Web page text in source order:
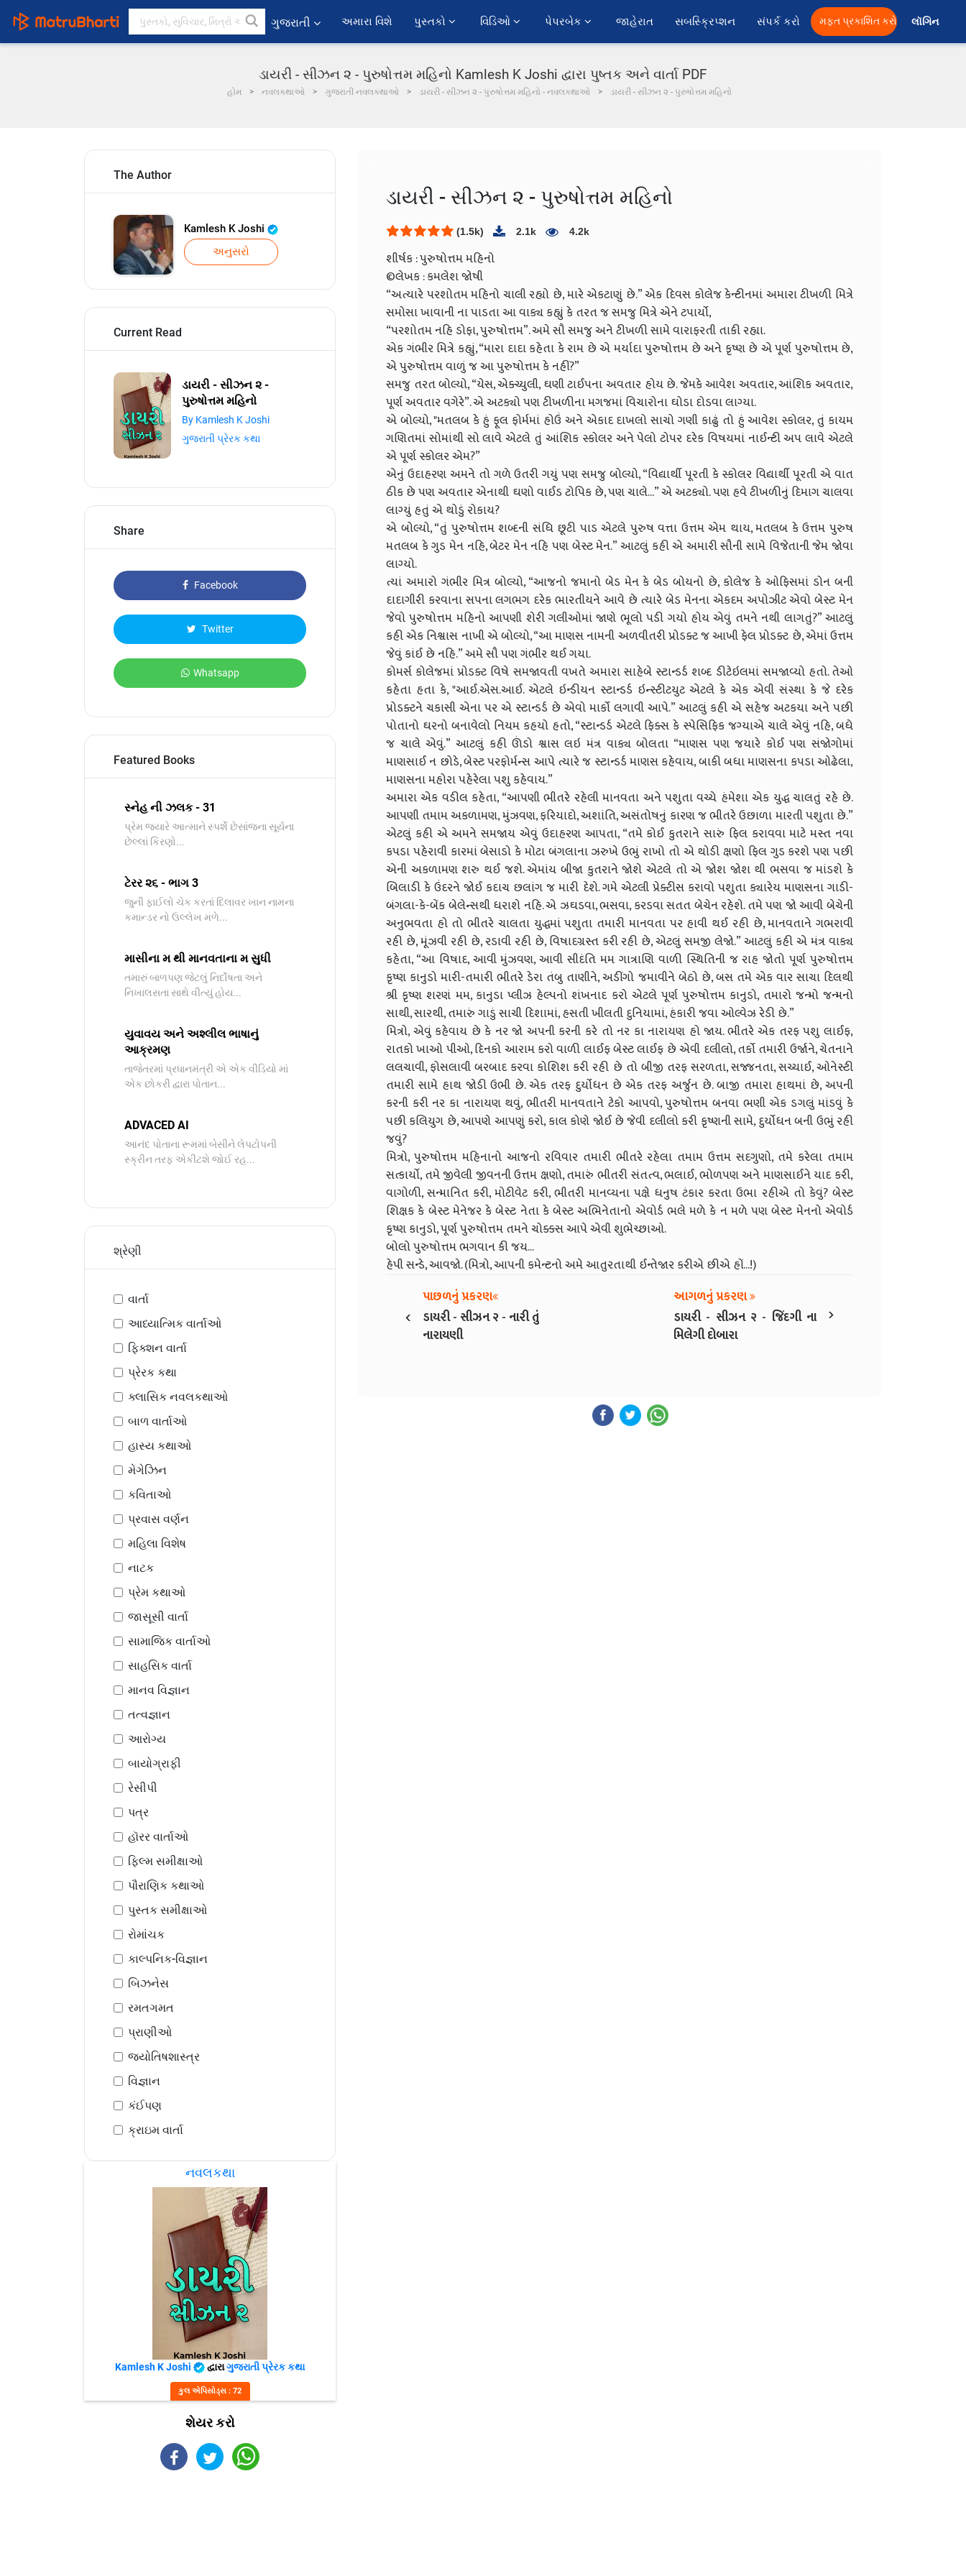
ગુજરાતી અમારા વિશે પુસ્તકો વિડિઓ પેપરબેક જાહેરાત સબસ્ક્રિપ્શન સંપર્ક કરો મફત પ્રકાશિત કરો લૉગિન
ડાયરી - સીઝન ૨ - પુરુષોત્તમ મહિનો Kamlesh K Joshi દ્વારા પુષ્તક અને વાર્તા PDF
હોમ નવલકથાઓ ગુજરાતી નવલકથાઓ ડાયરી - સીઝન ૨ - પુરુષોત્તમ મહિનો - નવલકથાઓ ડાયરી - સીઝન ૨ - પુરુષોત્તમ મહિનો
The Author
Kamlesh K Joshi
અનુસરો
Current Read
ડાયરી - સીઝન ૨ -
પુરુષોત્તમ મહિનો
By Kamlesh K Joshi
ગુજરાતી પ્રેરક કથા
Share
Facebook
Twitter
Whatsapp
Featured Books
સ્નેહ ની ઝલક - 31
પ્રેમ જ્યારે આત્માને સ્પર્શે છેસાંજના સૂર્યના
છેલ્લાં કિરણો...
ટેરર ૨૬ - ભાગ 3
જુની ફાઈલો ચેક કરતાં દિલાવર ખાન નામના
કમાન્ડર નો ઉલ્લેખ મળે...
માસીના મ થી માનવતાના મ સુધી
તમારું બાળપણ જેટલું નિર્દોષતા અને
નિખાલસતા સાથે વીત્યું હોય...
યુવાવય અને અશ્લીલ ભાષાનું
આક્રમણ
તાજેતરમાં પ્રધાનમંત્રી એ એક વીડિયો માં
એક છોકરી દ્વારા પોતાન...
ADVACED AI
આનંદ પોતાના રૂમમાં બેસીને લેપટોપની
સ્ક્રીન તરફ એકીટશે જોઈ રહ...
શ્રેણી
વાર્તા
આધ્યાત્મિક વાર્તાઓ
ફિક્શન વાર્તા
પ્રેરક કથા
ક્લાસિક નવલકથાઓ
બાળ વાર્તાઓ
હાસ્ય કથાઓ
મેગેઝિન
કવિતાઓ
પ્રવાસ વર્ણન
મહિલા વિશેષ
નાટક
પ્રેમ કથાઓ
જાસૂસી વાર્તા
સામાજિક વાર્તાઓ
સાહસિક વાર્તા
માનવ વિજ્ઞાન
તત્વજ્ઞાન
આરોગ્ય
બાયોગ્રાફી
રેસીપી
પત્ર
હૉરર વાર્તાઓ
ફિલ્મ સમીક્ષાઓ
પૌરાણિક કથાઓ
પુસ્તક સમીક્ષાઓ
રોમાંચક
કાલ્પનિક-વિજ્ઞાન
બિઝનેસ
રમતગમત
પ્રાણીઓ
જ્યોતિષશાસ્ત્ર
વિજ્ઞાન
કંઈપણ
ક્રાઇમ વાર્તા
નવલકથા
Kamlesh K Joshi દ્વારાગુજરાતી પ્રેરક કથા
કુલ એપિસોડ્સ : 72
શેયર કરો
ડાયરી - સીઝન ૨ - પુરુષોત્તમ મહિનો
(1.5k) 2.1k 4.2k
શીર્ષક : પુરુષોત્તમ મહિનો
©લેખક : કમલેશ જોષી
“અત્યારે પરશોતમ મહિનો ચાલી રહ્યો છે, મારે એકટાણું છે.” એક દિવસ કોલેજ કેન્ટીનમાં અમારા ટીખળી મિત્રે
સમોસા ખાવાની ના પાડતા આ વાક્ય કહ્યું કે તરત જ સમજુ મિત્રે એને ટપાર્યો,
“પરશોતમ નહિ ડોફા, પુરુષોત્તમ”. અમે સૌ સમજુ અને ટીખળી સામે વારાફરતી તાકી રહ્યા.
એક ગંભીર મિત્રે કહ્યું, “મારા દાદા કહેતા કે રામ છે એ મર્યાદા પુરુષોત્તમ છે અને કૃષ્ણ છે એ પૂર્ણ પુરુષોત્તમ છે,
એ પુરુષોત્તમ વાળું જ આ પુરુષોત્તમ કે નહીં?”
સમજુ તરત બોલ્યો, “યેસ, એક્ચ્યુલી, ઘણી ટાઈપના અવતાર હોય છે. જેમકે આવેશ અવતાર, આંશિક અવતાર,
પૂર્ણ અવતાર વગેરે”. એ અટક્યો પણ ટીખળીના મગજમાં વિચારોના ઘોડા દોડવા લાગ્યા.
એ બોલ્યો, "મતલબ કે હું ફૂલ ફોર્મમાં હોઉં અને એકાદ દાખલો સાચો ગણી કાઢું તો હું આવેશ સ્કોલર, તું કાયમ
ગણિતમાં સોમાંથી સો લાવે એટલે તું આંશિક સ્કોલર અને પેલો ટોપર દરેક વિષયમાં નાઈન્ટી અપ લાવે એટલે
એ પૂર્ણ સ્કોલર એમ?”
એનું ઉદાહરણ અમને તો ગળે ઉતરી ગયું પણ સમજુ બોલ્યો, “વિદ્યાર્થી પૂરતી કે સ્કોલર વિદ્યાર્થી પૂરતી એ વાત
ઠીક છે પણ અવતાર એનાથી ઘણો વાઈડ ટોપિક છે, પણ ચાલે...” એ અટક્યો. પણ હવે ટીખળીનું દિમાગ ચાલવા
લાગ્યું હતું એ થોડું રોકાય?
એ બોલ્યો, “તું પુરુષોત્તમ શબ્દની સંધિ છૂટી પાડ એટલે પુરુષ વત્તા ઉત્તમ એમ થાય, મતલબ કે ઉત્તમ પુરુષ
મતલબ કે ગુડ મેન નહિ, બેટર મેન નહિ પણ બેસ્ટ મેન.” આટલું કહી એ અમારી સૌની સામે વિજેતાની જેમ જોવા
લાગ્યો.
ત્યાં અમારો ગંભીર મિત્ર બોલ્યો, “આજનો જમાનો બેડ મેન કે બેડ બોયનો છે, કોલેજ કે ઓફિસમાં ડોન બની
દાદાગીરી કરવાના સપના લગભગ દરેક ભારતીયને આવે છે ત્યારે બેડ મેનના એકદમ અપોઝીટ એવો બેસ્ટ મેન
જેવો પુરુષોત્તમ મહિનો આપણી શેરી ગલીઓમાં જાણે ભૂલો પડી ગયો હોય એવું તમને નથી લાગતું?” આટલું
કહી એક નિશ્વાસ નાખી એ બોલ્યો, “આ માણસ નામની અળવીતરી પ્રોડક્ટ જ આખી ફેલ પ્રોડક્ટ છે, એમાં ઉત્તમ
જેવું કાંઈ છે નહિ.” અમે સૌ પણ ગંભીર થઈ ગયા.
કોમર્સ કોલેજમાં પ્રોડક્ટ વિષે સમજાવતી વખતે અમારા સાહેબે સ્ટાન્ડર્ડ શબ્દ ડીટેઇલમાં સમજાવ્યો હતો. તેઓ
કહેતા હતા કે, "આઈ.એસ.આઈ. એટલે ઇન્ડીયન સ્ટાન્ડર્ડ ઇન્સ્ટીટયુટ એટલે કે એક એવી સંસ્થા કે જે દરેક
પ્રોડક્ટને ચકાસી એના પર એ સ્ટાન્ડર્ડ છે એવો માર્કો લગાવી આપે.” આટલું કહી એ સહેજ અટકયા અને પછી
પોતાનો ઘરનો બનાવેલો નિયમ કહયો હતો, “સ્ટાન્ડર્ડ એટલે ફિક્સ કે સ્પેસિફિક જગ્યાએ ચાલે એવું નહિ, બધે
જ ચાલે એવું.” આટલું કહી ઊંડો શ્વાસ લઇ મંત્ર વાક્ય બોલતા “માણસ પણ જયારે કોઈ પણ સંજોગોમાં
માણસાઈ ન છોડે, બેસ્ટ પરફોર્મન્સ આપે ત્યારે જ સ્ટાન્ડર્ડ માણસ કહેવાય, બાકી બધા માણસના કપડા ઓઢેલા,
માણસના મહોરા પહેરેલા પશુ કહેવાય.”
અમારા એક વડીલ કહેતા, “આપણી ભીતરે રહેલી માનવતા અને પશુતા વચ્ચે હંમેશા એક યુદ્ધ ચાલતું રહે છે.
આપણી તમામ અકળામણ, મુંઝવણ, ફરિયાદો, અશાંતિ, અસંતોષનું કારણ જ ભીતરે ઉછાળા મારતી પશુતા છે.”
એટલું કહી એ અમને સમજાય એવું ઉદાહરણ આપતા, “તમે કોઈ કુતરાને સારું ફિલ કરાવવા માટે મસ્ત નવા
કપડા પહેરાવી કારમાં બેસાડો કે મોટા બંગલાના ઝરુખે ઉભું રાખો તો એ થોડી ક્ષણો ફિલ ગુડ કરશે પણ પછી
એની અકળામણ શરુ થઈ જશે. એમાંય બીજા કુતરાને જોશે એટલે તો એ જોશ જોશ થી ભસવા જ માંડશે કે
બિલાડી કે ઉંદરને જોઈ કદાચ છલાંગ જ મારી દેશે. ગમે એટલી પ્રેક્ટીસ કરાવો પશુતા ક્યારેય માણસના ગાડી-
બંગલા-કે-બેંક બેલેન્સથી ધરાશે નહિ. એ ઝઘડવા, ભસવા, કરડવા સતત બેચેન રહેશે. તમે પણ જો આવી બેચેની
અનુભવતા હો તો ભીતરે ચાલતા યુદ્ધમાં પશુતા તમારી માનવતા પર હાવી થઈ રહી છે, માનવતાને ગભરાવી
રહી છે, મૂંઝવી રહી છે, રડાવી રહી છે, વિષાદગ્રસ્ત કરી રહી છે, એટલું સમજી લેજો.” આટલું કહી એ મંત્ર વાક્ય
કહેતા, “આ વિષાદ, આવી મુંઝવણ, આવી સીદંતિ મમ ગાત્રાણિ વાળી સ્થિતિની જ રાહ જોતો પૂર્ણ પુરુષોત્તમ
કૃષ્ણ કાનુડો મારી-તમારી ભીતરે ડેરા તંબુ તાણીને, અડીંગો જમાવીને બેઠો છે, બસ તમે એક વાર સાચા દિલથી
શ્રી કૃષ્ણ શરણં મમ, કાનુડા પ્લીઝ હેલ્પનો શંખનાદ કરો એટલે પૂર્ણ પુરુષોત્તમ કાનુડો, તમારો જન્મો જન્મનો
સાથી, સારથી, તમારું ગાડું સાચી દિશામાં, હસતી ખીલતી દુનિયામાં, હંકારી જવા ઓલ્વેઝ રેડી છે.”
મિત્રો, એવું કહેવાય છે કે નર જો અપની કરની કરે તો નર કા નારાયણ હો જાય. ભીતરે એક તરફ પશુ લાઈફ,
રાતકો ખાઓ પીઓ, દિનકો આરામ કરો વાળી લાઈફ બેસ્ટ લાઈફ છે એવી દલીલો, તર્કો તમારી ઉર્જાને, ચેતનાને
લલચાવી, ફોસલાવી બરબાદ કરવા કોશિશ કરી રહી છે તો બીજી તરફ સરળતા, સજ્જનતા, સચ્ચાઈ, ઓનેસ્ટી
તમારી સામે હાથ જોડી ઉભી છે. એક તરફ દુર્યોધન છે એક તરફ અર્જુન છે. બાજી તમારા હાથમાં છે, અપની
કરની કરી નર કા નારાયણ થવું, ભીતરી માનવતાને ટેકો આપવો, પુરુષોત્તમ બનવા ભણી એક ડગલું માંડવું કે
પછી કલિયુગ છે, આપણે આપણું કરો, કાલ કોણે જોઈ છે જેવી દલીલો કરી કૃષ્ણની સામે, દુર્યોધન બની ઉભું રહી
જવું?
મિત્રો, પુરુષોત્તમ મહિનાનો આજનો રવિવાર તમારી ભીતરે રહેલા તમામ ઉત્તમ સદગુણો, તમે કરેલા તમામ
સત્કાર્યો, તમે જીવેલી જીવનની ઉત્તમ ક્ષણો, તમારું ભીતરી સંતત્વ, ભલાઈ, ભોળપણ અને માણસાઈને યાદ કરી,
વાગોળી, સન્માનિત કરી, મોટીવેટ કરી, ભીતરી માનવ્યના પક્ષે ધનુષ ટંકાર કરતા ઉભા રહીએ તો કેવું? બેસ્ટ
શિક્ષક કે બેસ્ટ મેનેજર કે બેસ્ટ નેતા કે બેસ્ટ અભિનેતાનો એવોર્ડ ભલે મળે કે ન મળે પણ બેસ્ટ મેનનો એવોર્ડ
કૃષ્ણ કાનુડો, પૂર્ણ પુરુષોત્તમ તમને ચોક્કસ આપે એવી શુભેચ્છાઓ.
બોલો પુરુષોત્તમ ભગવાન કી જય...
હેપી સન્ડે, આવજો. (મિત્રો, આપની કમેન્ટનો અમે આતુરતાથી ઈન્તેજાર કરીએ છીએ હોં...!)
‹
પાછળનું પ્રકરણ
ડાયરી - સીઝન ૨ - નારી તું
નારાયણી
›
આગળનું પ્રકરણ
ડાયરી - સીઝન ૨ - જિંદગી ના
મિલેગી દોબારા